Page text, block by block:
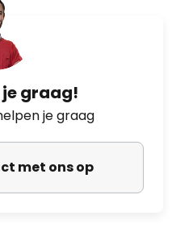
je graag!
je graag
met ons op